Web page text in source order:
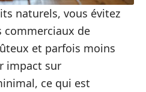
naturels, vous évitez
commerciaux de
et parfois moins
impact sur
ce qui est